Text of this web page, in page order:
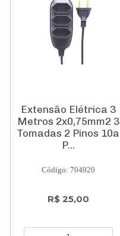
Extensão Elétrica 3
Metros 2x0,75mm2 3
Tomadas 2 Pinos 10a
P...
Código: 704920
R$ 25,00